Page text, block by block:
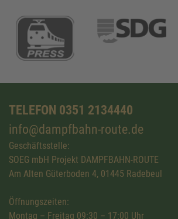
TELEFON 0351 2134440
info@dampfbahn-route.de
Geschäftsstelle:
SOEG mbH Projekt DAMPFBAHN-ROUTE
Am Alten Güterboden 4, 01445 Radebeul
Öffnungszeiten:
Montag – Freitag 09:30 – 17:00 Uhr